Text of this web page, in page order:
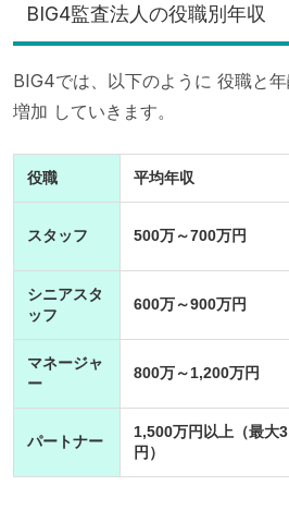
BIG4監査法人の役職別年収
BIG4では、以下のように 役職と
増加 していきます。
役職 平均年収
スタッフ 500万～700万円
シニアスタ
ッフ
600万～900万円
マネージャ
ー
800万～1,200万円
パートナー
1,500万円以上（最大
円）